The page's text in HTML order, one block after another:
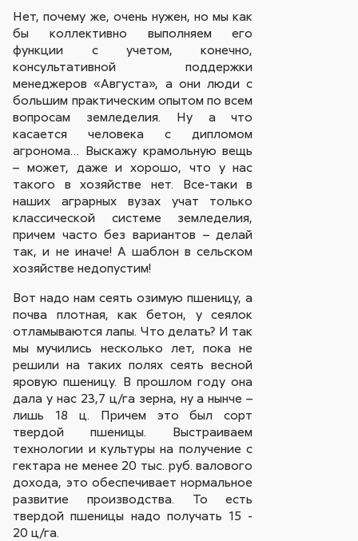
Нет, почему же, очень нужен, но мы как
бы коллективно выполняем его
функции с учетом, конечно,
консультативной поддержки
менеджеров «Августа», а они люди с
большим практическим опытом по всем
вопросам земледелия. Ну а что
касается человека с дипломом
агронома… Выскажу крамольную вещь
– может, даже и хорошо, что у нас
такого в хозяйстве нет. Все-таки в
наших аграрных вузах учат только
классической системе земледелия,
причем часто без вариантов – делай
так, и не иначе! А шаблон в сельском
хозяйстве недопустим!
Вот надо нам сеять озимую пшеницу, а
почва плотная, как бетон, у сеялок
отламываются лапы. Что делать? И так
мы мучились несколько лет, пока не
решили на таких полях сеять весной
яровую пшеницу. В прошлом году она
дала у нас 23,7 ц/га зерна, ну а нынче –
лишь 18 ц. Причем это был сорт
твердой пшеницы. Выстраиваем
технологии и культуры на получение с
гектара не менее 20 тыс. руб. валового
дохода, это обеспечивает нормальное
развитие производства. То есть
твердой пшеницы надо получать 15 -
20 ц/га.